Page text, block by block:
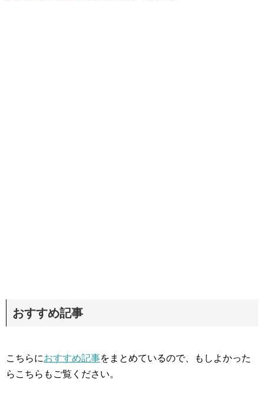
おすすめ記事
こちらにおすすめ記事をまとめているので、もしよかった
らこちらもご覧ください。